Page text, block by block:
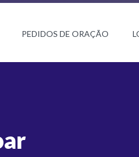
PEDIDOS DE ORAÇÃO